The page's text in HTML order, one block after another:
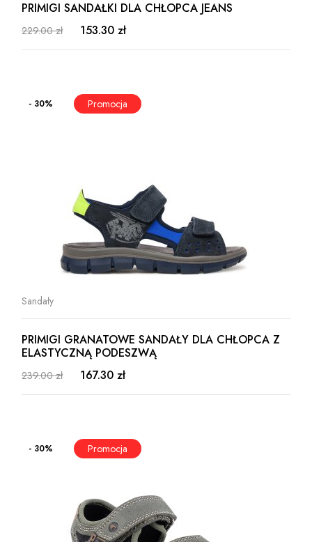
PRIMIGI SANDAŁKI DLA CHŁOPCA JEANS
229.00 zł 153.30 zł
- 30%
Sandały
PRIMIGI GRANATOWE SANDAŁY DLA CHŁOPCA Z
ELASTYCZNĄ PODESZWĄ
239.00 zł 167.30 zł
- 30%